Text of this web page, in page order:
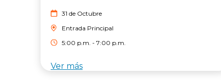
31 de Octubre
Entrada Principal
5:00 p.m. - 7:00 p.m.
Ver más